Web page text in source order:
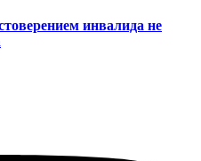
инвалида не